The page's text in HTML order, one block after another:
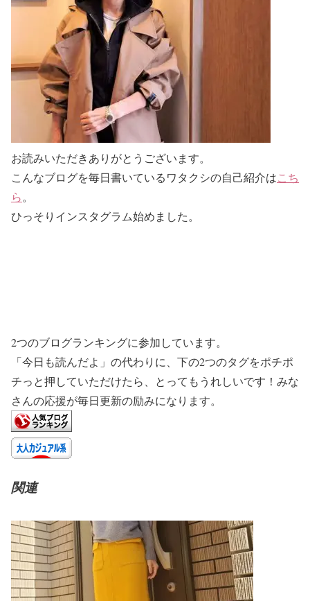
お読みいただきありがとうございます。
こんなブログを毎日書いているワタクシの自己紹介はこち
ら。
ひっそりインスタグラム始めました。
2つのブログランキングに参加しています。
「今日も読んだよ」の代わりに、下の2つのタグをポチポ
チっと押していただけたら、とってもうれしいです！みな
さんの応援が毎日更新の励みになります。
関連